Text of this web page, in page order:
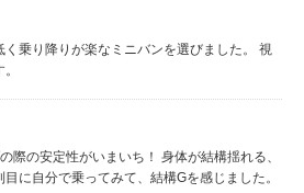
乗り降りが楽なミニバンを選びました。 視
際の安定性がいまいち！ 身体が結構揺れる、
に自分で乗ってみて、結構Gを感じました。